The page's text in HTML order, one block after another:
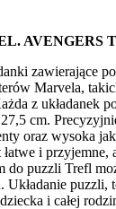
AVENGERS
zawierające
Marvela,
z układanek
cm.
oraz wysoka
i przyjemne,
puzzli Trefl
Układanie puzzli,
i całej